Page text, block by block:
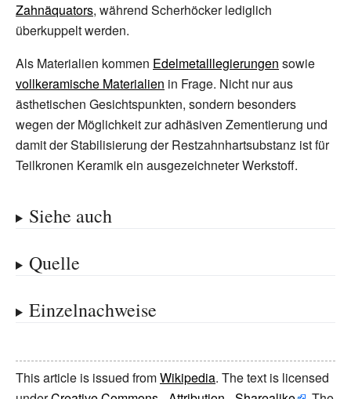
Zahnäquators, während Scherhöckerlediglich
überkuppelt werden.
Als Materialien kommen Edelmetalllegierungen sowie
vollkeramische Materialien in Frage. Nicht nur aus
ästhetischen Gesichtspunkten, sondern besonders
wegen der Möglichkeit zur adhäsiven Zementierung und
damit der Stabilisierung der Restzahnhartsubstanz ist für
Teilkronen Keramik ein ausgezeichneter Werkstoff.
Siehe auch
Quelle
Einzelnachweise
This article is issued fromWikipedia. The text is licensed